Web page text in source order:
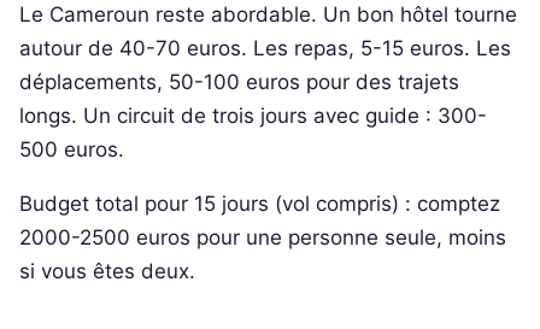
Le Cameroun reste abordable. Un bon hôtel tourne
autour de 40-70 euros. Les repas, 5-15 euros. Les
déplacements, 50-100 euros pour des trajets
longs. Un circuit de trois jours avec guide : 300-
500 euros.
Budget total pour 15 jours (vol compris) : comptez
2000-2500 euros pour une personne seule, moins
si vous êtes deux.